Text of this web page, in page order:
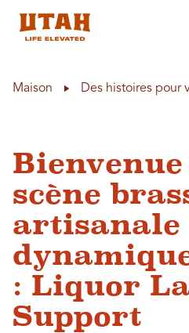
Maison Des histoires pour
scène
artisanale
: Liquor
Support